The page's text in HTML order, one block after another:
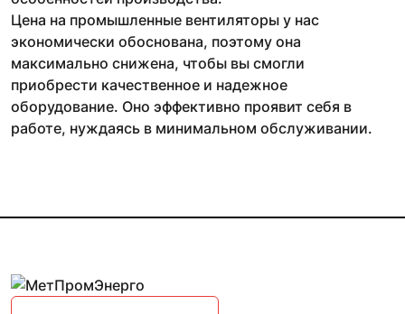
Цена на промышленные вентиляторы у нас
экономически обоснована, поэтому она
максимально снижена, чтобы вы смогли
приобрести качественное и надежное
оборудование. Оно эффективно проявит себя в
работе, нуждаясь в минимальном обслуживании.